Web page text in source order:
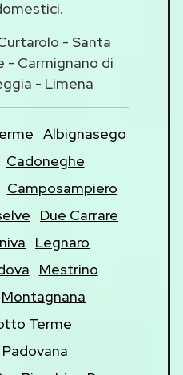
- Santa
- Carmignano di
- Limena
Albignasego
Cadoneghe
Camposampiero
Due Carrare
Legnaro
Mestrino
Montagnana
Terme